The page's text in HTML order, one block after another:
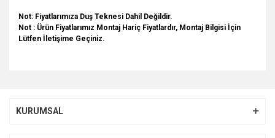
Not: Fiyatlarımıza Duş Teknesi Dahil Değildir.
Not : Ürün Fiyatlarımız Montaj Hariç Fiyatlardır, Montaj Bilgisi İçin
Lütfen İletişime Geçiniz.
Görüş ve önerileriniz için teşekkür ederiz.
KURUMSAL